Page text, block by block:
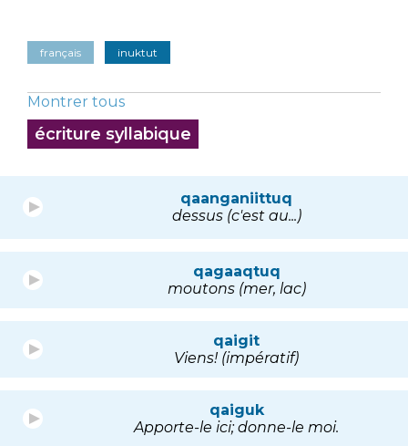
français inuktut
Montrer tous
écriture syllabique
qaanganiittuq
dessus (c'est au...)
qagaaqtuq
moutons (mer, lac)
qaigit
Viens! (impératif)
qaiguk
Apporte-le ici; donne-le moi.